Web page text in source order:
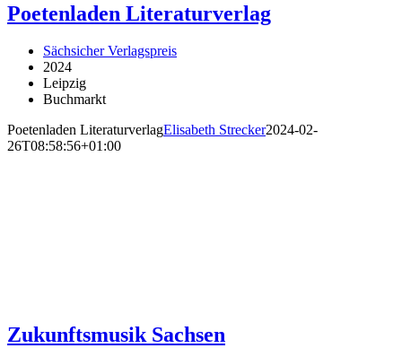
Poetenladen Literaturverlag
Sächsicher Verlagspreis
2024
Leipzig
Buchmarkt
Poetenladen LiteraturverlagElisabeth Strecker2024-02-
26T08:58:56+01:00
Zukunftsmusik Sachsen